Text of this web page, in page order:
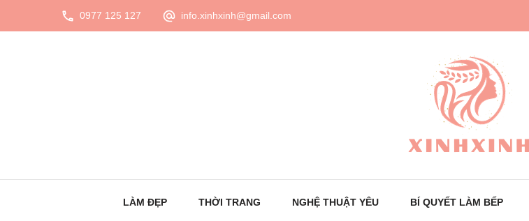
0977 125 127 info.xinhxinh@gmail.com
XinhXinh
Trang tin tức cho phái đẹp
LÀM ĐẸP THỜI TRANG NGHỆ THUẬT YÊU BÍ QUYẾT LÀM BẾP